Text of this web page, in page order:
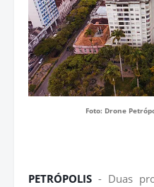
Foto: Drone
PETRÓPOLIS - Duas